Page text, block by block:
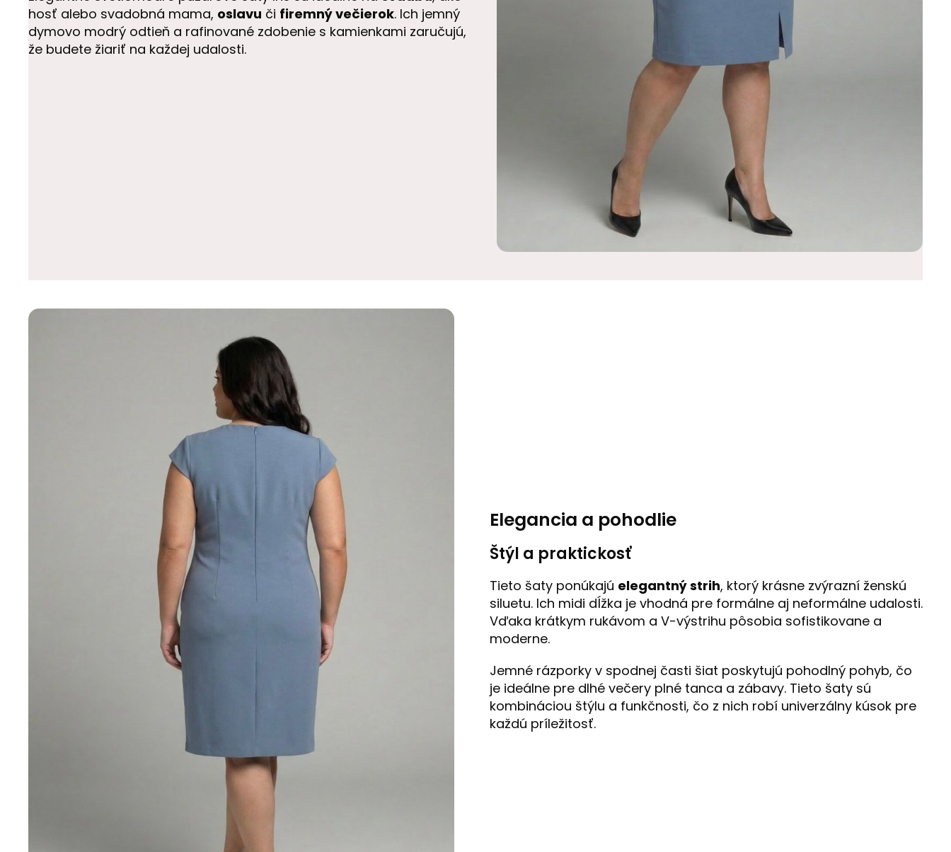
hosť alebo svadobná mama, oslavu či firemný večierok. Ich jemný
dymovo modrý odtieň a rafinované zdobenie s kamienkami zaručujú,
že budete žiariť na každej udalosti.
Elegancia a pohodlie
Štýl a praktickosť
Tieto šaty ponúkajú elegantný strih, ktorý krásne zvýrazní ženskú
siluetu. Ich midi dĺžka je vhodná pre formálne aj neformálne udalosti.
Vďaka krátkym rukávom a V-výstrihu pôsobia sofistikovane a
moderne.
Jemné rázporky v spodnej časti šiat poskytujú pohodlný pohyb, čo
je ideálne pre dlhé večery plné tanca a zábavy. Tieto šaty sú
kombináciou štýlu a funkčnosti, čo z nich robí univerzálny kúsok pre
každú príležitosť.